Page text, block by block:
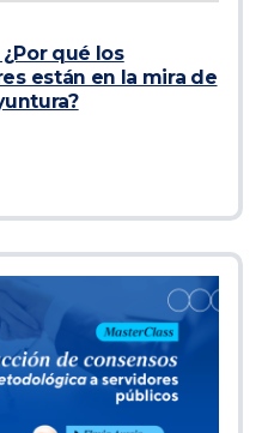
qué los
están en la mira de